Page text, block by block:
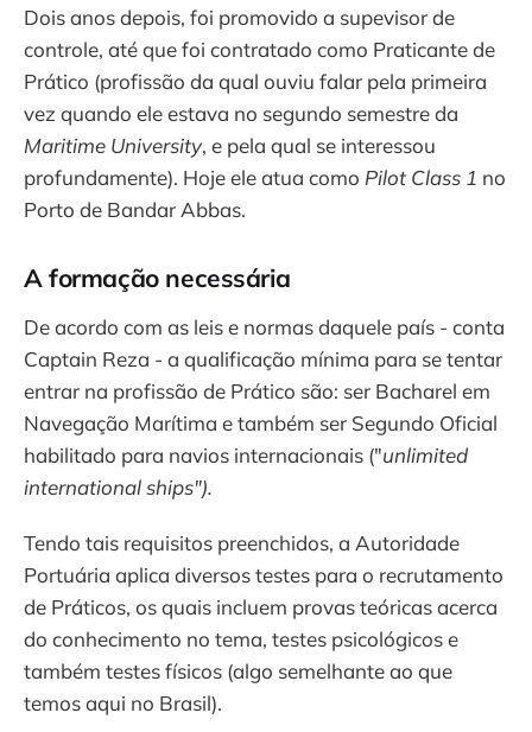
Dois anos depois, foi promovido a supevisor de
controle, até que foi contratado como Praticante de
Prático (profissão da qual ouviu falar pela primeira
vez quando ele estava no segundo semestre da
Maritime University, e pela qual se interessou
profundamente). Hoje ele atua como Pilot Class 1 no
Porto de Bandar Abbas.
A formação necessária
De acordo com as leis e normas daquele país - conta
Captain Reza - a qualificação mínima para se tentar
entrar na profissão de Prático são: ser Bacharel em
Navegação Marítima e também ser Segundo Oficial
habilitado para navios internacionais ("unlimited
international ships").
Tendo tais requisitos preenchidos, a Autoridade
Portuária aplica diversos testes para o recrutamento
de Práticos, os quais incluem provas teóricas acerca
do conhecimento no tema, testes psicológicos e
também testes físicos (algo semelhante ao que
temos aqui no Brasil).